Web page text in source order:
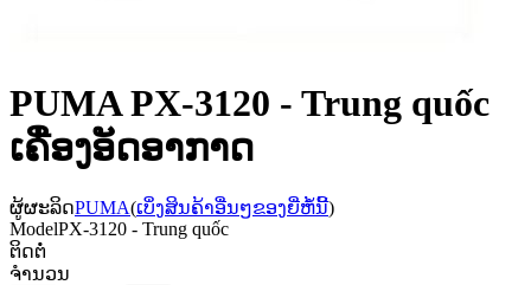
PUMA PX-3120 - Trung quốc
ເຄື່ອງອັດອາກາດ
ຜູ້ຜະລິດPUMA(ເບິ່ງສິນຄ້າອື່ນໆຂອງຍີ່ຫໍ້ນີ້)
ModelPX-3120 - Trung quốc
ຕິດຕໍ່
ຈຳນວນ